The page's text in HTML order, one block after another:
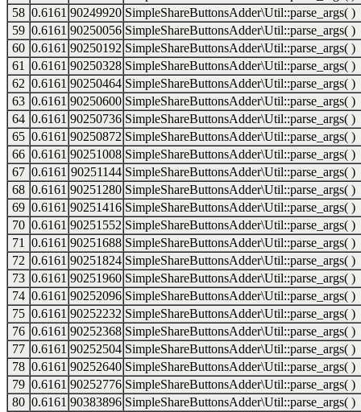
58 0.6161 90249920 SimpleShareButtonsAdder\Util::parse_args( )
59 0.6161 90250056 SimpleShareButtonsAdder\Util::parse_args( )
60 0.6161 90250192 SimpleShareButtonsAdder\Util::parse_args( )
61
0.6161 90250328 SimpleShareButtonsAdder\Util::parse_args( )
62 0.6161 90250464 SimpleShareButtonsAdder\Util::parse_args( )
63 0.6161 90250600 SimpleShareButtonsAdder\Util::parse_args( )
64 0.6161 90250736 SimpleShareButtonsAdder\Util::parse_args( )
65 0.6161 90250872 SimpleShareButtonsAdder\Util::parse_args( )
66 0.6161 90251008 SimpleShareButtonsAdder\Util::parse_args( )
67 0.6161 90251144 SimpleShareButtonsAdder\Util::parse_args( )
68 0.6161 90251280 SimpleShareButtonsAdder\Util::parse_args( )
69 0.6161 90251416 SimpleShareButtonsAdder\Util::parse_args( )
70 0.6161 90251552 SimpleShareButtonsAdder\Util::parse_args( )
71
0.6161 90251688 SimpleShareButtonsAdder\Util::parse_args( )
72 0.6161 90251824 SimpleShareButtonsAdder\Util::parse_args( )
73 0.6161 90251960 SimpleShareButtonsAdder\Util::parse_args( )
74 0.6161 90252096 SimpleShareButtonsAdder\Util::parse_args( )
75 0.6161 90252232 SimpleShareButtonsAdder\Util::parse_args( )
76 0.6161 90252368 SimpleShareButtonsAdder\Util::parse_args( )
77 0.6161 90252504 SimpleShareButtonsAdder\Util::parse_args( )
78 0.6161 90252640 SimpleShareButtonsAdder\Util::parse_args( )
79 0.6161 90252776 SimpleShareButtonsAdder\Util::parse_args( )
80 0.6161 90383896 SimpleShareButtonsAdder\Util::parse_args( )